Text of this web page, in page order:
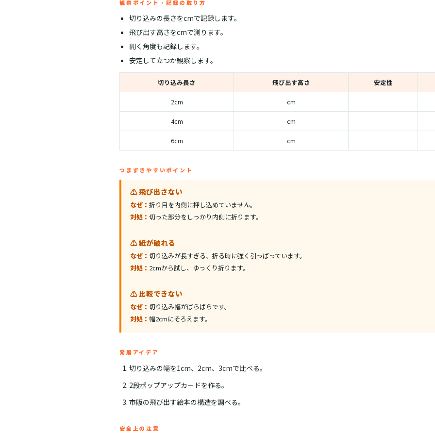
観察ポイント・記録の取り方
切り込みの長さをcmで記録します。
飛び出す高さをcmで測ります。
開く角度も記録します。
安定して立つか観察します。
切り込み長さ 飛び出す高さ 安定性
2cm cm
4cm cm
6cm cm
つまずきやすいポイント
⚠️ 飛び出さない
なぜ： 折り目を内側に押し込めていません。
対処： 切った部分をしっかり内側に折ります。
⚠️ 紙が破れる
なぜ： 切り込みが長すぎる、折る時に強く引っぱっています。
対処： 2cmから試し、ゆっくり折ります。
⚠️ 比較できない
なぜ： 切り込み幅がばらばらです。
対処： 幅2cmにそろえます。
発展アイデア
切り込みの幅を1cm、2cm、3cmで比べる。
2段ポップアップカードを作る。
市販の飛び出す絵本の構造を調べる。
安全上の注意